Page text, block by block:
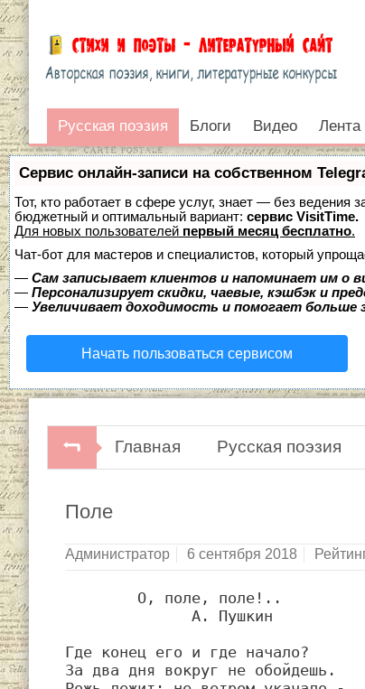
Русская поэзия
Войти
Русская поэзия Блоги Видео Лента
Сервис онлайн-записи на собственном
Тот, кто работает в сфере услуг, знает — без
бюджетный и оптимальный вариант: сервис VisitTime.
Для новых пользователей первый месяц бесплатно.
Чат-бот для мастеров и специалистов, который
— Сам записывает клиентов и напоминает им о
— Персонализирует скидки, чаевые, кэшбэк и
— Увеличивает доходимость и помогает больше
Начать пользоваться сервисом
Главная Русская поэзия
Советская поэзия. В 2-х
Поле
Администратор 6 сентября 2018
Где конец его и где начало?
За два дня вокруг не обойдешь.